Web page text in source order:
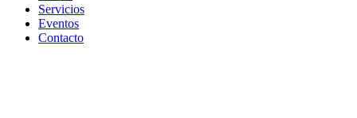
Servicios
Eventos
Contacto